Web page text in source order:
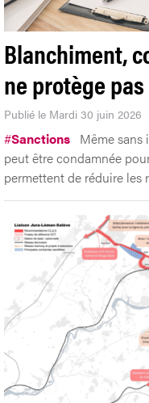
Blanchiment,
ne protège
Publié le Mardi 30 juin 2026
#Sanctions Même sans
peut être condamnée
permettent de réduire les